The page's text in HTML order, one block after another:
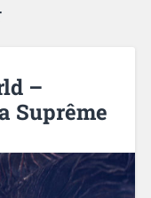
–
Suprême